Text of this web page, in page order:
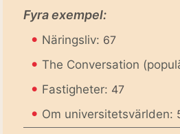
Fyra exempel:
• Näringsliv: 67
• The Conversation
• Fastigheter: 47
• Om universitetsvärlden: